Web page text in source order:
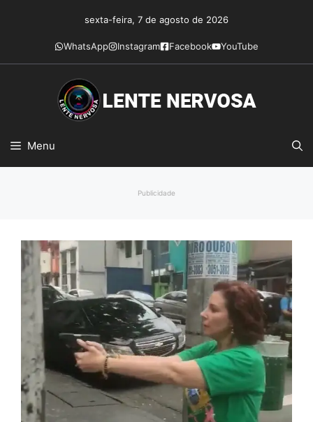
conteúdo
sexta-feira, 7 de agosto de 2026
WhatsApp Instagram Facebook YouTube
Menu
Publicidade